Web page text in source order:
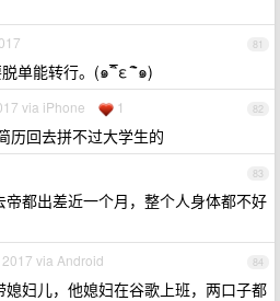
81
单能转行。(๑¯ิε ¯ิ๑)
82
via iPhone 1
历回去拼不过大学生的
83
都出差近一个月，整个人身体都不好
84
via Android
妇儿，他媳妇在谷歌上班，两口子都